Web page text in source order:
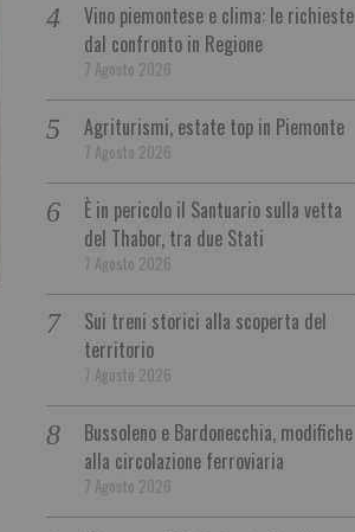
Vino piemontese e clima: le richieste
dal confronto in Regione
7 Agosto 2026
Agriturismi, estate top in Piemonte
7 Agosto 2026
È in pericolo il Santuario sulla vetta
del Thabor, tra due Stati
7 Agosto 2026
Sui treni storici alla scoperta del
territorio
7 Agosto 2026
Bussoleno e Bardonecchia, modifiche
alla circolazione ferroviaria
7 Agosto 2026